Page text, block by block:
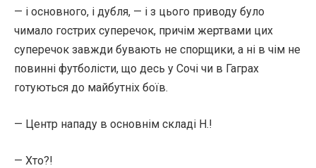
— і основного, і дубля, — і з цього приводу було
чимало гострих суперечок, причім жертвами цих
суперечок завжди бувають не спорщики, а ні в чім не
повинні футболісти, що десь у Сочі чи в Гаграх
готуються до майбутніх боїв.
— Центр нападу в основнім складі Н.!
— Хто?!